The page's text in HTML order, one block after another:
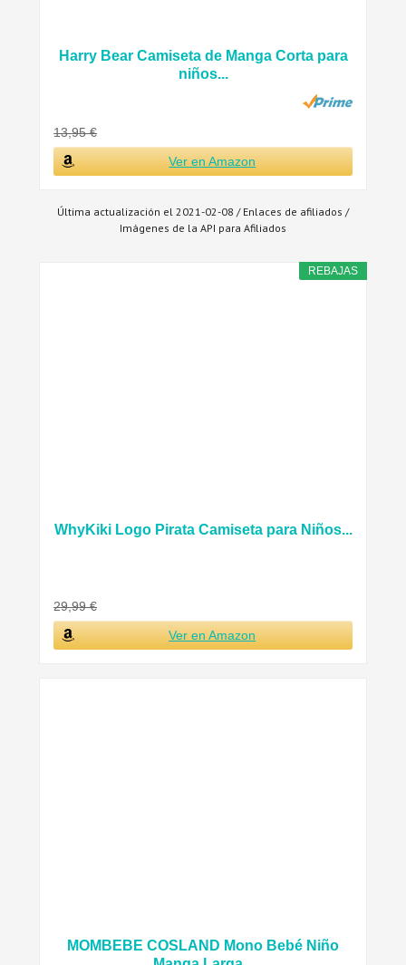
Harry Bear Camiseta de Manga Corta para
niños...
13,95 €
Ver en Amazon
Última actualización el 2021-02-08 / Enlaces de afiliados /
Imágenes de la API para Afiliados
REBAJAS
WhyKiki Logo Pirata Camiseta para Niños...
29,99 €
Ver en Amazon
MOMBEBE COSLAND Mono Bebé Niño